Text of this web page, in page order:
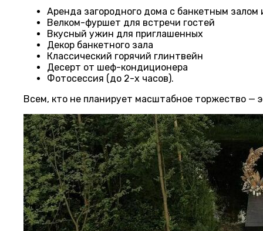
Аренда загородного дома с банкетным залом
Велком-фуршет для встречи гостей
Вкусный ужин для приглашенных
Декор банкетного зала
Классический горячий глинтвейн
Десерт от шеф-кондиционера
Фотосессия (до 2-х часов).
Всем, кто не планирует масштабное торжество —